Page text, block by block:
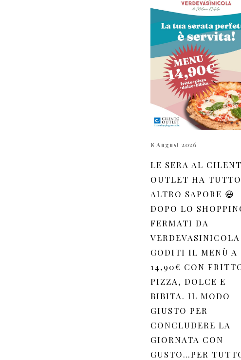
8 August 2026
LE SERA AL
OUTLET HA
ALTRO SAPORE 😃
DOPO LO
FERMATI DA
VERDEVASINICOLA
GODITI IL MENÙ A
14,90€ CON
PIZZA, DOLCE E
BIBITA. IL MODO
GIUSTO PER
CONCLUDERE LA
GIORNATA CON
GUSTO…PER